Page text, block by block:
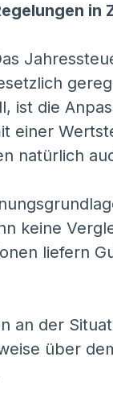
in
ist die
einer
natürlich
keine
liefern
an der
über